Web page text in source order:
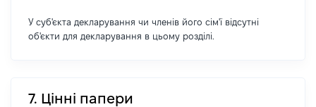
У суб'єкта декларування чи членів його сім'ї відсутні
об'єкти для декларування в цьому розділі.
7. Цінні папери